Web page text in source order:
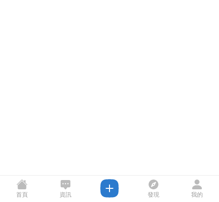
首頁 資訊 發現 我的